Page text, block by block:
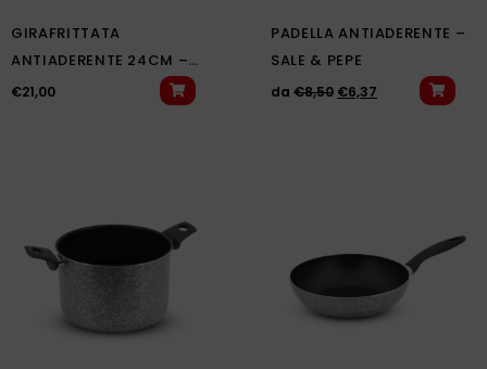
GIRAFRITTATA
ANTIADERENTE 24CM –
SALE & PEPE
€21,00
PADELLA ANTIADERENTE –
SALE & PEPE
da €8,50 €6,37